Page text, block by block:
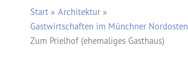
Start
Architektur
Gastwirtschaften im Münchner Nordosten
Zum Prielhof (ehemaliges Gasthaus)